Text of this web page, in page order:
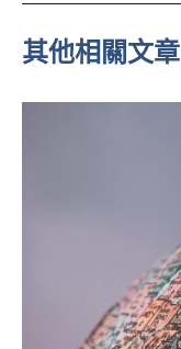
其他相關文章